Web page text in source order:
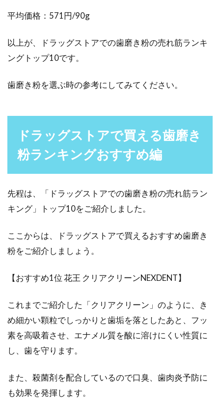
平均価格：571円/90g
以上が、ドラッグストアでの歯磨き粉の売れ筋ランキ
ングトップ10です。
歯磨き粉を選ぶ時の参考にしてみてください。
ドラッグストアで買える歯磨き
粉ランキングおすすめ編
先程は、「ドラッグストアでの歯磨き粉の売れ筋ラン
キング」トップ10をご紹介しました。
ここからは、ドラッグストアで買えるおすすめ歯磨き
粉をご紹介しましょう。
【おすすめ1位 花王 クリアクリーンNEXDENT】
これまでご紹介した「クリアクリーン」のように、き
め細かい顆粒でしっかりと歯垢を落としたあと、フッ
素を高吸着させ、エナメル質を酸に溶けにくい性質に
し、歯を守ります。
また、殺菌剤を配合しているので口臭、歯肉炎予防に
も効果を発揮します。